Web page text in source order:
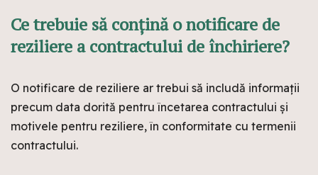
Ce trebuie să conțină o notificare de
reziliere a contractului de închiriere?
O notificare de reziliere ar trebui să includă informații
precum data dorită pentru încetarea contractului și
motivele pentru reziliere, în conformitate cu termenii
contractului.